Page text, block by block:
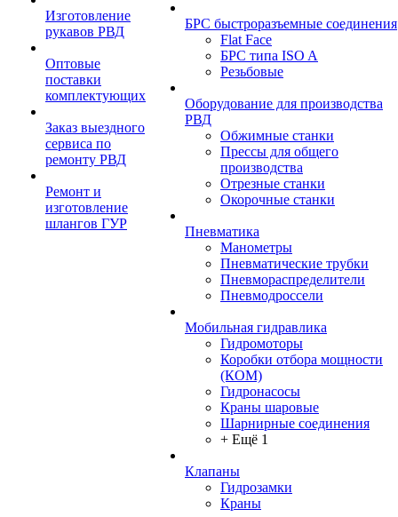
Изготовление
рукавов РВД
Оптовые
поставки
комплектующих
Заказ выездного
сервиса по
ремонту РВД
Ремонт и
изготовление
шлангов ГУР
БРС быстроразъемные соединения
Flat Face
БРС типа ISO A
Резьбовые
Оборудование для производства
РВД
Обжимные станки
Прессы для общего
производства
Отрезные станки
Окорочные станки
Пневматика
Манометры
Пневматические трубки
Пневмораспределители
Пневмодроссели
Мобильная гидравлика
Гидромоторы
Коробки отбора мощности
(КОМ)
Гидронасосы
Краны шаровые
Шарнирные соединения
+ Ещё 1
Клапаны
Гидрозамки
Краны